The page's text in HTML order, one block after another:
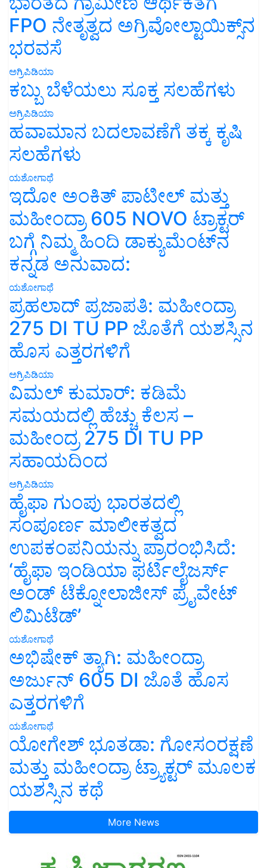
FPO ನೇತೃತ್ವದ ಅಗ್ರಿವೋಲ್ಟಾಯಿಕ್ಸ್‌ನ
ಭರವಸೆ
ಅಗ್ರಿಪಿಡಿಯಾ
ಕಬ್ಬು ಬೆಳೆಯಲು ಸೂಕ್ತ ಸಲಹೆಗಳು
ಅಗ್ರಿಪಿಡಿಯಾ
ಹವಾಮಾನ ಬದಲಾವಣೆಗೆ ತಕ್ಕ ಕೃಷಿ
ಸಲಹೆಗಳು
ಯಶೋಗಾಥೆ
ಇದೋ ಅಂಕಿತ್ ಪಾಟೀಲ್ ಮತ್ತು
ಮಹೀಂದ್ರಾ 605 NOVO ಟ್ರಾಕ್ಟರ್
ಬಗ್ಗೆ ನಿಮ್ಮ ಹಿಂದಿ ಡಾಕ್ಯುಮೆಂಟ್‌ನ
ಕನ್ನಡ ಅನುವಾದ:
ಯಶೋಗಾಥೆ
ಪ್ರಹಲಾದ್ ಪ್ರಜಾಪತಿ: ಮಹೀಂದ್ರಾ
275 DI TU PP ಜೊತೆಗೆ ಯಶಸ್ಸಿನ
ಹೊಸ ಎತ್ತರಗಳಿಗೆ
ಅಗ್ರಿಪಿಡಿಯಾ
ವಿಮಲ್ ಕುಮಾರ್: ಕಡಿಮೆ
ಸಮಯದಲ್ಲಿ ಹೆಚ್ಚು ಕೆಲಸ –
ಮಹೀಂದ್ರ 275 DI TU PP
ಸಹಾಯದಿಂದ
ಅಗ್ರಿಪಿಡಿಯಾ
ಹೈಫಾ ಗುಂಪು ಭಾರತದಲ್ಲಿ
ಸಂಪೂರ್ಣ ಮಾಲೀಕತ್ವದ
ಉಪಕಂಪನಿಯನ್ನು ಪ್ರಾರಂಭಿಸಿದೆ:
‘ಹೈಫಾ ಇಂಡಿಯಾ ಫರ್ಟಿಲೈಜರ್ಸ್
ಅಂಡ್ ಟೆಕ್ನೋಲಾಜೀಸ್ ಪ್ರೈವೇಟ್
ಲಿಮಿಟೆಡ್’
ಯಶೋಗಾಥೆ
ಅಭಿಷೇಕ್ ತ್ಯಾಗಿ: ಮಹೀಂದ್ರಾ
ಅರ್ಜುನ್ 605 DI ಜೊತೆ ಹೊಸ
ಎತ್ತರಗಳಿಗೆ
ಯಶೋಗಾಥೆ
ಯೋಗೇಶ್ ಭೂತಡಾ: ಗೋಸಂರಕ್ಷಣೆ
ಮತ್ತು ಮಹೀಂದ್ರಾ ಟ್ರ್ಯಾಕ್ಟರ್ ಮೂಲಕ
ಯಶಸ್ಸಿನ ಕಥೆ
More News